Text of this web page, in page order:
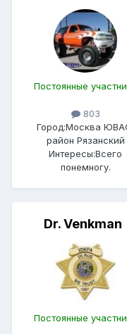
Постоянные
803
Город:Москва
район Рязанский
Интересы:Всего
понемногу.
Dr. Venkman
Пocтоянные